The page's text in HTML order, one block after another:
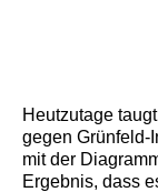
Heutzutage
gegen Grünfeld-
mit der
Ergebnis, dass